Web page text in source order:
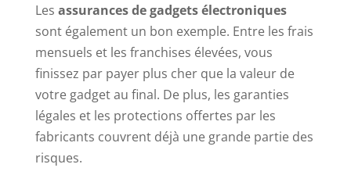
Les assurances de gadgets électroniques
sont également un bon exemple. Entre les frais
mensuels et les franchises élevées, vous
finissez par payer plus cher que la valeur de
votre gadget au final. De plus, les garanties
légales et les protections offertes par les
fabricants couvrent déjà une grande partie des
risques.